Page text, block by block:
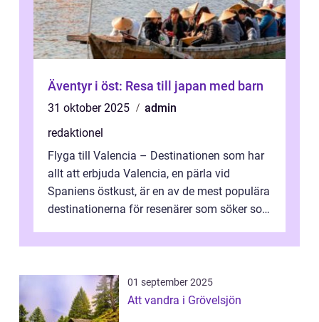
Äventyr i öst: Resa till japan med barn
31 oktober 2025
admin
redaktionel
Flyga till Valencia – Destinationen som har
allt att erbjuda Valencia, en pärla vid
Spaniens östkust, är en av de mest populära
destinationerna för resenärer som söker sol,
01 september 2025
Att vandra i Grövelsjön